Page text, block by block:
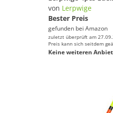
von Lerpwige
Bester Preis
gefunden bei Amazon
zuletzt überprüft am
Preis kann sich seitdem
Keine weiteren